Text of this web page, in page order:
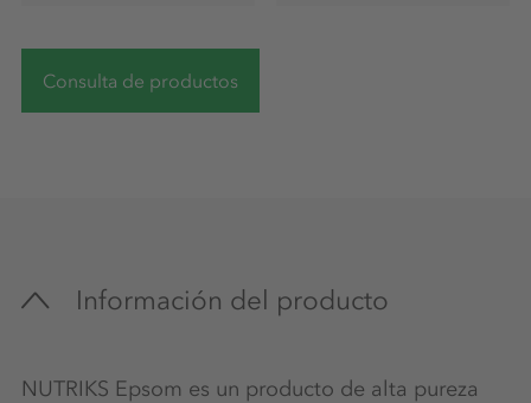
Consulta de productos
Información del producto
NUTRIKS Epsom es un producto de alta pureza